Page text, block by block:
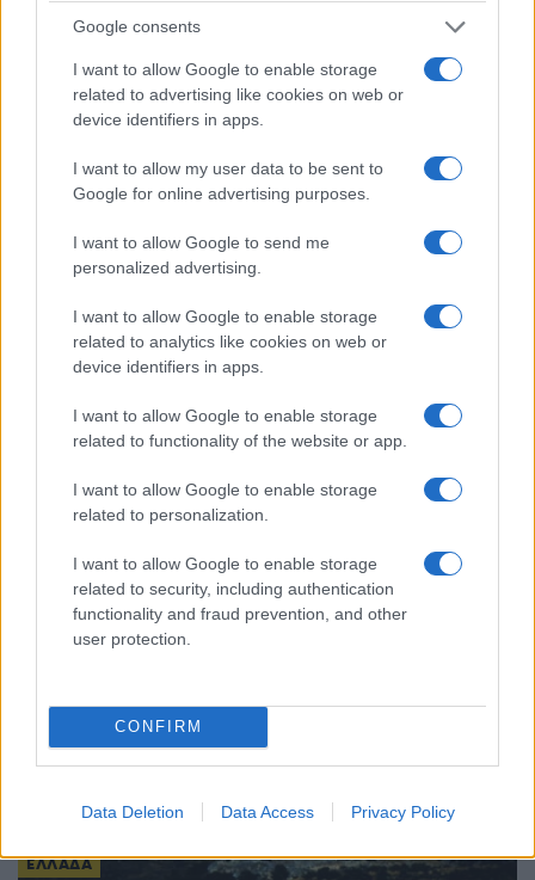
Google consents
I want to allow Google to enable storage
related to advertising like cookies on web or
device identifiers in apps.
I want to allow my user data to be sent to
Google for online advertising purposes.
I want to allow Google to send me
personalized advertising.
I want to allow Google to enable storage
related to analytics like cookies on web or
device identifiers in apps.
I want to allow Google to enable storage
related to functionality of the website or app.
I want to allow Google to enable storage
related to personalization.
I want to allow Google to enable storage
related to security, including authentication
functionality and fraud prevention, and other
user protection.
CONFIRM
Data Deletion Data Access Privacy Policy
Πιερία: Διαρρήκτες πήραν από αυτοκίνητο
αντικείμενα αξίας άνω των 19.000 ευρώ! – Δύο
συλλήψεις
7/08/2026 - 9:00μμ
ΕΛΛΑΔΑ
Σέρρες: «Τα έχασα όλα» – Συγκλονίζει ο
πατέρας, τι λέει ο οδηγός του φορτηγού
7/08/2026 - 7:14μμ
ΕΛΛΑΔΑ